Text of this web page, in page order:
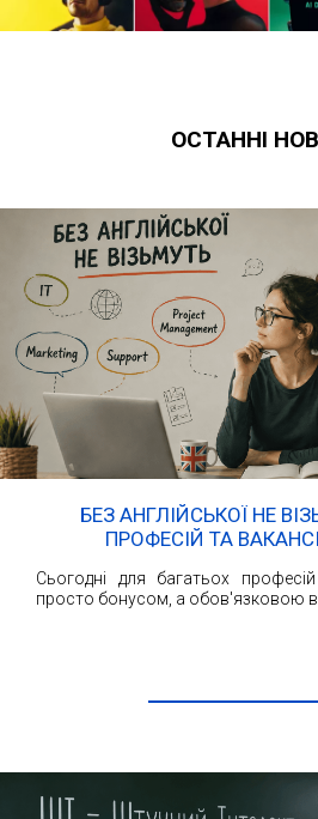
ОСТАННІ
БЕЗ АНГЛІЙСЬКОЇ НЕ
ПРОФЕСІЙ ТА
Сьогодні для багатьох
просто бонусом, а обов'язковою